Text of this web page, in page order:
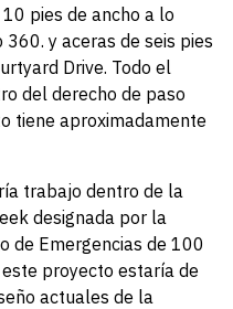
pies de ancho a lo
y aceras de seis pies
Drive. Todo el
del derecho de paso
tiene aproximadamente
trabajo dentro de la
designada por la
de Emergencias de 100
proyecto estaría de
actuales de la